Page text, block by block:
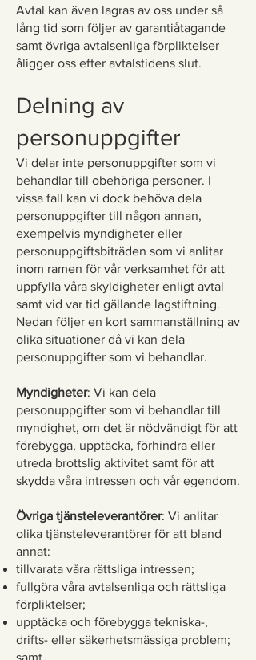
Avtal kan även lagras av oss under så
lång tid som följer av garantiåtagande
samt övriga avtalsenliga förpliktelser
åligger oss efter avtalstidens slut.
Delning av
personuppgifter
Vi delar inte personuppgifter som vi
behandlar till obehöriga personer. I
vissa fall kan vi dock behöva dela
personuppgifter till någon annan,
exempelvis myndigheter eller
personuppgiftsbiträden som vi anlitar
inom ramen för vår verksamhet för att
uppfylla våra skyldigheter enligt avtal
samt vid var tid gällande lagstiftning.
Nedan följer en kort sammanställning av
olika situationer då vi kan dela
personuppgifter som vi behandlar.
Myndigheter: Vi kan dela
personuppgifter som vi behandlar till
myndighet, om det är nödvändigt för att
förebygga, upptäcka, förhindra eller
utreda brottslig aktivitet samt för att
skydda våra intressen och vår egendom.
Övriga tjänsteleverantörer: Vi anlitar
olika tjänsteleverantörer för att bland
annat:
tillvarata våra rättsliga intressen;
fullgöra våra avtalsenliga och rättsliga
förpliktelser;
upptäcka och förebygga tekniska-,
drifts- eller säkerhetsmässiga problem;
samt